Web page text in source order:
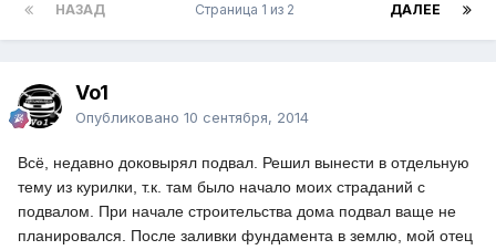
НАЗАД ДАЛЕЕ
Страница 1 из 2
Vo1
Опубликовано 10 сентября, 2014
Всё, недавно доковырял подвал. Решил вынести в отдельную
тему из курилки, т.к. там было начало моих страданий с
подвалом. При начале строительства дома подвал ваще не
планировался. После заливки фундамента в землю, мой отец